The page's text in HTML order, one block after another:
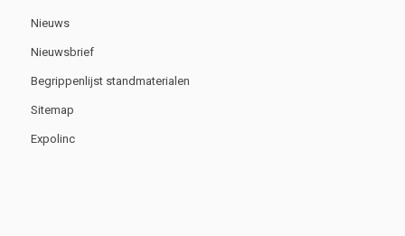
Nieuws
Nieuwsbrief
Begrippenlijst standmaterialen
Sitemap
Expolinc